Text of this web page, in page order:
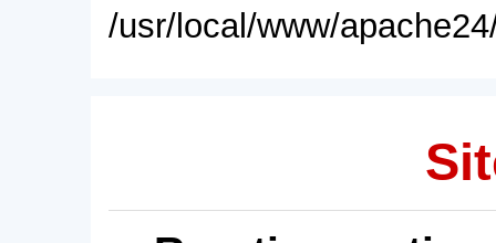
/usr/local/www/